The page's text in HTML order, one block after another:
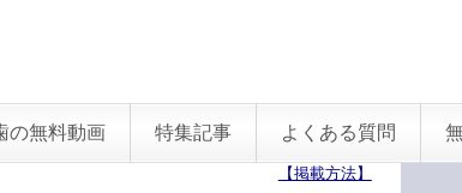
の無料動画 特集記事 よくある質問
【掲載方法】